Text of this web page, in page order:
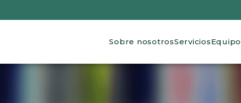
Main navigation
Sobre nosotrosServiciosEquipo